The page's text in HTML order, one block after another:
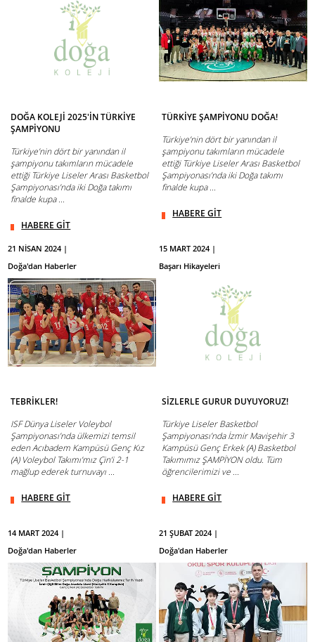
DOĞA KOLEJİ 2025'İN TÜRKİYE
ŞAMPİYONU
Türkiye’nin dört bir yanından il
şampiyonu takımların mücadele
ettiği Türkiye Liseler Arası Basketbol
Şampiyonası’nda iki Doğa takımı
finalde kupa ...
HABERE GİT
TÜRKİYE ŞAMPİYONU DOĞA!
Türkiye’nin dört bir yanından il
şampiyonu takımların mücadele
ettiği Türkiye Liseler Arası Basketbol
Şampiyonası’nda iki Doğa takımı
finalde kupa ...
HABERE GİT
21 NİSAN 2024 |
Doğa'dan Haberler
TEBRİKLER!
ISF Dünya Liseler Voleybol
Şampiyonası’nda ülkemizi temsil
eden Acıbadem Kampüsü Genç Kız
(A) Voleybol Takımı’mız Çin’i 2-1
mağlup ederek turnuvayı ...
HABERE GİT
15 MART 2024 |
Başarı Hikayeleri
SİZLERLE GURUR DUYUYORUZ!
Türkiye Liseler Basketbol
Şampiyonası’nda İzmir Mavişehir 3
Kampüsü Genç Erkek (A) Basketbol
Takımımız ŞAMPİYON oldu. Tüm
öğrencilerimizi ve ...
HABERE GİT
14 MART 2024 |
Doğa'dan Haberler
21 ŞUBAT 2024 |
Doğa'dan Haberler